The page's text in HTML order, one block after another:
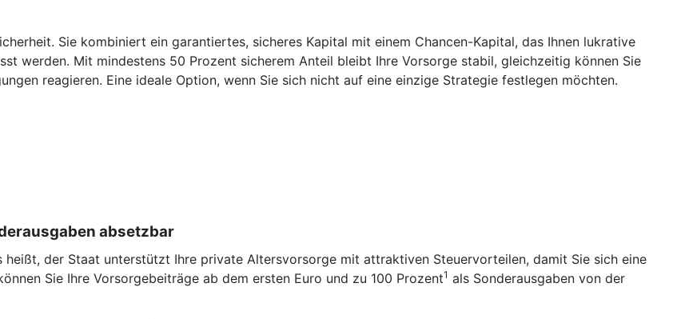
Sie kombiniert ein garantiertes, sicheres Kapital mit einem Chancen-Kapital, das Ihnen lukrative
werden. Mit mindestens 50 Prozent sicherem Anteil bleibt Ihre Vorsorge stabil, gleichzeitig können Sie
reagieren. Eine ideale Option, wenn Sie sich nicht auf eine einzige Strategie festlegen möchten.
absetzbar
heißt, der Staat unterstützt Ihre private Altersvorsorge mit attraktiven Steuervorteilen, damit Sie sich eine
Sie Ihre Vorsorgebeiträge ab dem ersten Euro und zu 100 Prozent1 als Sonderausgaben von der